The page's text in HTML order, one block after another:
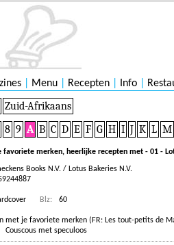
Menu Recepten Info
Zuid-Afrikaans
8 9 A B C D E F G H I J K L M
favoriete merken, heerlijke recepten met - 01 -
Books N.V. / Lotus Bakeries N.V.
Blz:
60
met je favoriete merken (FR: Les tout-petits de
Couscous met speculoos